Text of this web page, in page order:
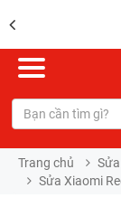
Trang chủ
Sửa Xiaomi